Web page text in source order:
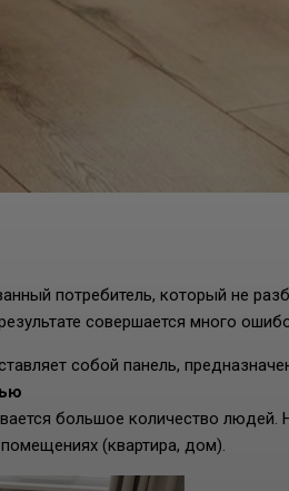
потребитель, который не
совершается много
собой панель,
большое количество
(квартира, дом).